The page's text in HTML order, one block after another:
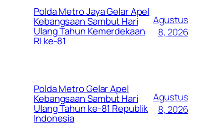
Polda Metro Jaya Gelar Apel
Kebangsaan Sambut Hari
Ulang Tahun Kemerdekaan
RI ke-81
Agustus
8, 2026
Polda Metro Gelar Apel
Kebangsaan Sambut Hari
Ulang Tahun ke-81 Republik
Indonesia
Agustus
8, 2026